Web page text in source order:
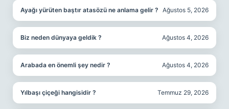
Ayağı yürüten baştır atasözü ne anlama gelir ? Ağustos 5, 2026
Biz neden dünyaya geldik ? Ağustos 4, 2026
Arabada en önemli şey nedir ? Ağustos 4, 2026
Yılbaşı çiçeği hangisidir ? Temmuz 29, 2026